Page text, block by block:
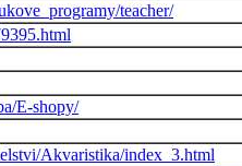
teacher/
E-shopy/
Akvaristika/index_3.html